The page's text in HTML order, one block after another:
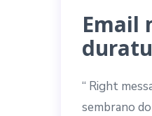
Email
“ Right
sembrano